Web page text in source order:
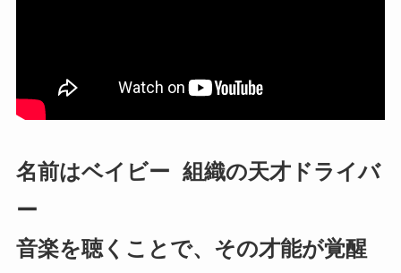
名前はベイビー 組織の天才ドライバ
ー
音楽を聴くことで、その才能が覚醒